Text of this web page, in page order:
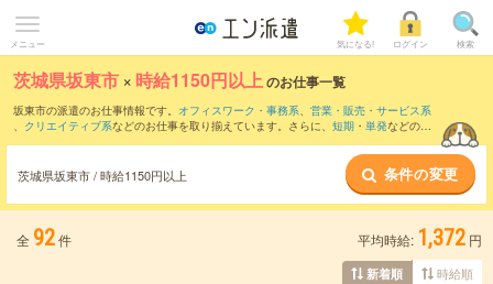
メニュー 気になる! ログイン 検索
茨城県坂東市 × 時給1150円以上のお仕事一覧
坂東市の派遣のお仕事情報です。 オフィスワーク・事務系、 営業・販売・サービス系
、 クリエイティブ系などのお仕事を取り揃えています。さらに、 短期 ・ 単発などの期
茨城県坂東市 / 時給1150円以上 条件の変更
全 92件 平均時給: 1,372 円
新着順 時給順